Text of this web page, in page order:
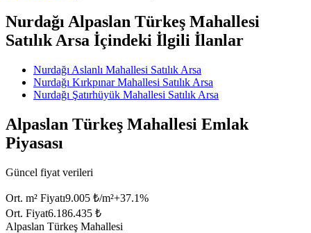
Nurdağı Alpaslan Türkeş Mahallesi
Satılık Arsa İçindeki İlgili İlanlar
Nurdağı Aslanlı Mahallesi Satılık Arsa
Nurdağı Kırkpınar Mahallesi Satılık Arsa
Nurdağı Şatırhüyük Mahallesi Satılık Arsa
Alpaslan Türkeş Mahallesi Emlak
Piyasası
Güncel fiyat verileri
Ort. m² Fiyatı9.005 ₺/m²+37.1%
Ort. Fiyat6.186.435 ₺
Alpaslan Türkeş Mahallesi